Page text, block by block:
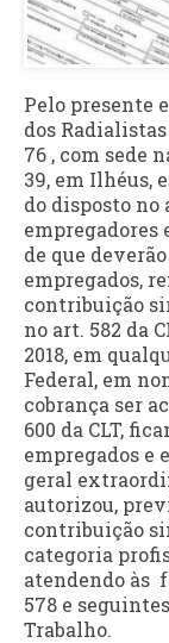
Pelo presente
dos
76 , com sede
39, em Ilhéus,
do disposto no
empregadores
de que
empregados,
contribuição
no art. 582 da
2018, em
Federal, em
cobrança ser
600 da CLT,
empregados e
geral
autorizou,
contribuição
categoria
atendendo às
578 e
Trabalho.